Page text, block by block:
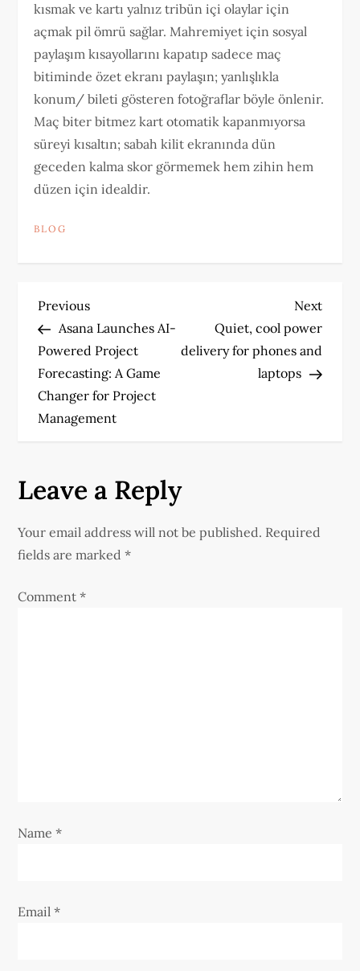
kısmak ve kartı yalnız tribün içi olaylar için
açmak pil ömrü sağlar. Mahremiyet için sosyal
paylaşım kısayollarını kapatıp sadece maç
bitiminde özet ekranı paylaşın; yanlışlıkla
konum/ bileti gösteren fotoğraflar böyle önlenir.
Maç biter bitmez kart otomatik kapanmıyorsa
süreyi kısaltın; sabah kilit ekranında dün
geceden kalma skor görmemek hem zihin hem
düzen için idealdir.
BLOG
P
o
s
t
a
v
Previous
Post
Previous
Asana Launches AI-
Powered Project
Forecasting: A Game
Changer for Project
Management
Next
Post
Next
Quiet, cool power
delivery for phones and
laptops
Leave a Reply
Your email address will not be published. Required
fields are marked*
Comment*
Name*
Email*